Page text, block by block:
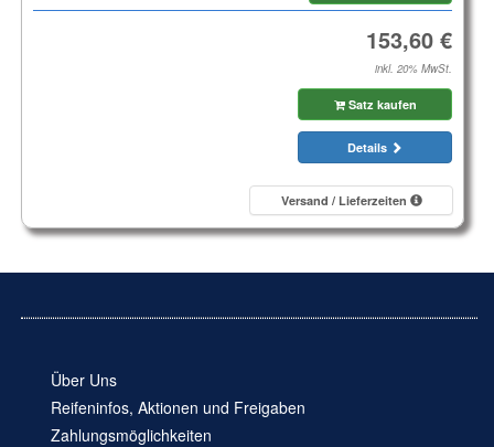
inkl. 20% MwSt.
Satz kaufen
Details
Versand / Lieferzeiten
Über Uns
Reifeninfos, Aktionen und Freigaben
Zahlungsmöglichkeiten